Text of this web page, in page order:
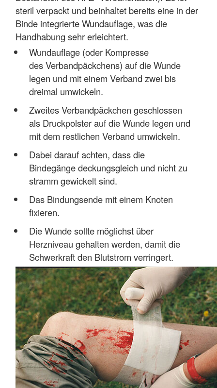
steril verpackt und beinhaltet bereits eine in der
Binde integrierte Wundauflage, was die
Handhabung sehr erleichtert.
Wundauflage (oder Kompresse
des Verbandpäckchens) auf die Wunde
legen und mit einem Verband zwei bis
dreimal umwickeln.
Zweites Verbandpäckchen geschlossen
als Druckpolster auf die Wunde legen und
mit dem restlichen Verband umwickeln.
Dabei darauf achten, dass die
Bindegänge deckungsgleich und nicht zu
stramm gewickelt sind.
Das Bindungsende mit einem Knoten
fixieren.
Die Wunde sollte möglichst über
Herzniveau gehalten werden, damit die
Schwerkraft den Blutstrom verringert.